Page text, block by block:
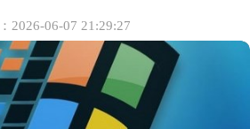
2026-06-07 21:29:27